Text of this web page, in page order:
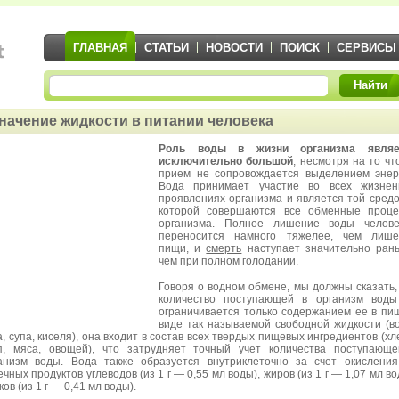
ГЛАВНАЯ СТАТЬИ НОВОСТИ ПОИСК СЕРВИСЫ
Найти
жидкости в питании человека
Роль воды в жизни организма
исключительно большой, несмотря на то
прием не сопровождается выделением
Вода принимает участие во всех
проявлениях организма и является той
которой совершаются все обменные
организма. Полное лишение воды
переносится намного тяжелее, чем
пищи, исмерть наступает значительно
чем при полном голодании.
Говоря о водном обмене, мы должны сказать,
количество поступающей в организм
ограничивается только содержанием ее в
виде так называемой свободной жидкости
супа, киселя), она входит в состав всех твердых пищевых ингредиентов
мяса, овощей), что затрудняет точный учет количества
воды. Вода также образуется внутриклеточно за счет
продуктов углеводов (из 1 г — 0,55 мл воды), жиров (из 1 г — 1,07 мл
(из 1 г — 0,41 мл воды).